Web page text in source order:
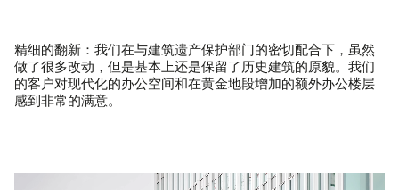
精细的翻新：我们在与建筑遗产保护部门的密切配合下，虽然
做了很多改动，但是基本上还是保留了历史建筑的原貌。我们
的客户对现代化的办公空间和在黄金地段增加的额外办公楼层
感到非常的满意。